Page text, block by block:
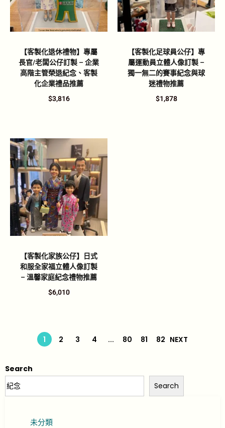
【客製化退休禮物】專屬
長官/老闆公仔訂製 – 企業
高階主管榮退紀念、客製
化企業禮品推薦
$3,816
【客製化足球員公仔】專
屬運動員立體人像訂製 –
獨一無二的賽事紀念與球
迷禮物推薦
$1,878
【客製化家族公仔】日式
和服全家福立體人像訂製
– 溫馨家庭紀念禮物推薦
$6,010
1 2 3 4 ... 80 81 82 NEXT
Search
Search
未分類